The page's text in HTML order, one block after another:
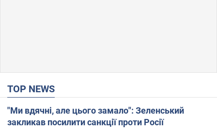
TOP NEWS
"Ми вдячні, але цього замало": Зеленський
закликав посилити санкції проти Росії